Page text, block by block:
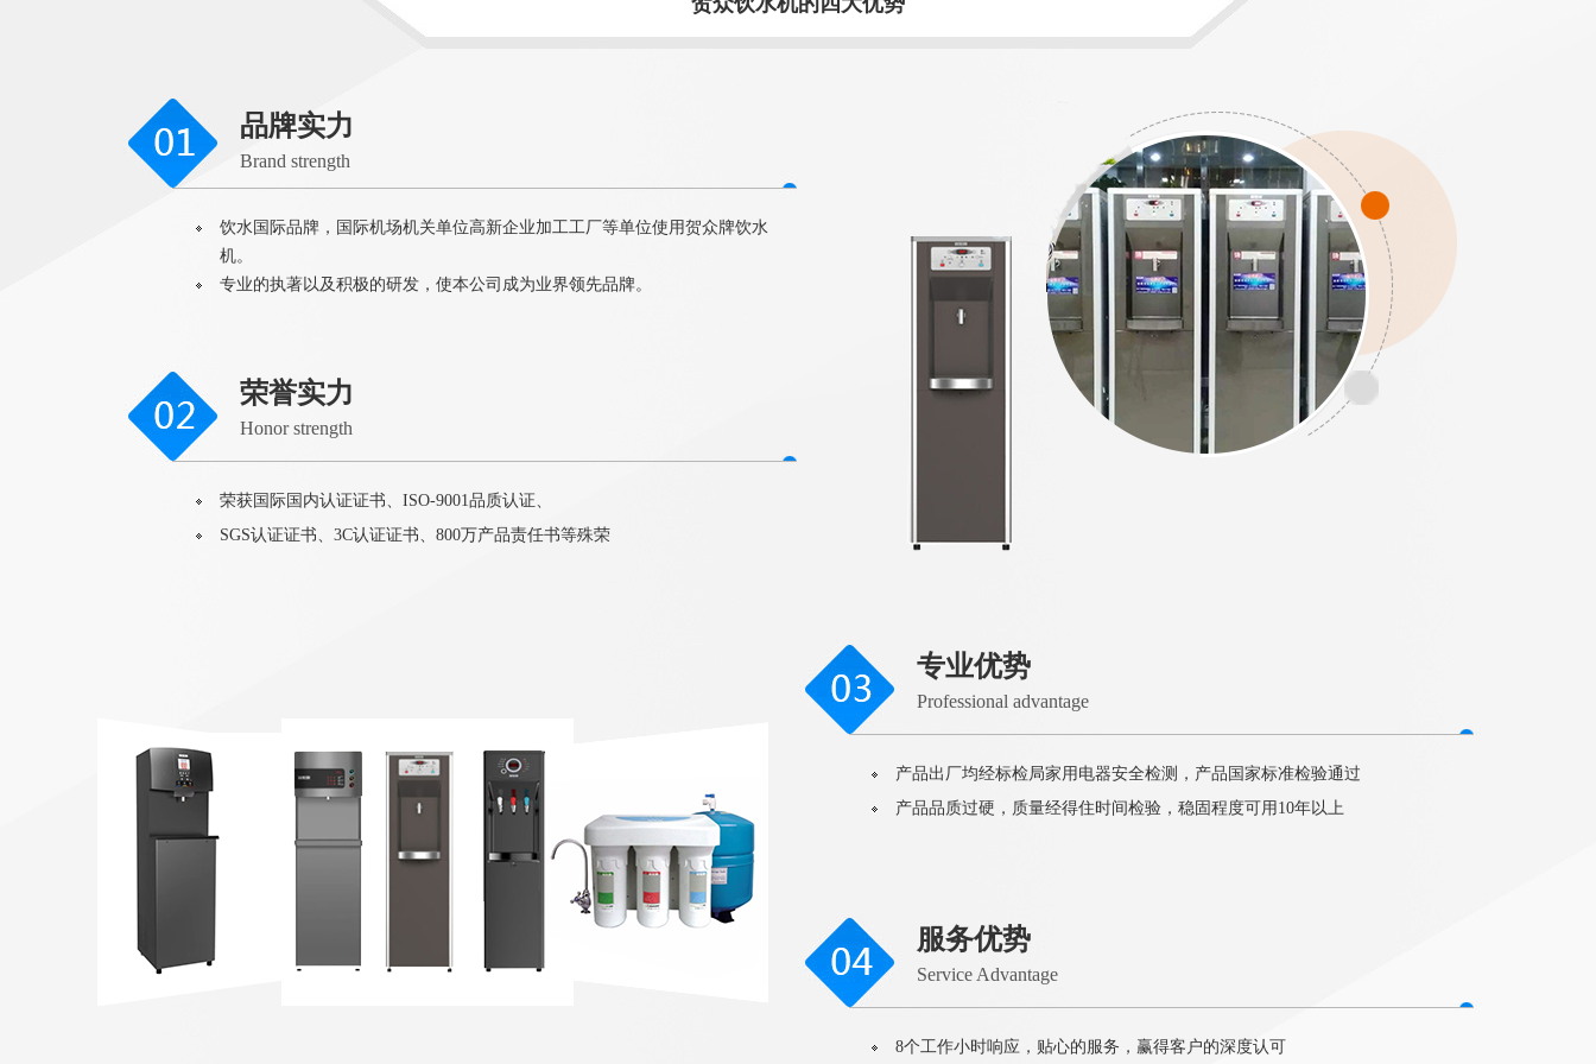
品牌实力
Brand strength
饮水国际品牌，国际机场机关单位高新企业加工工厂等单位使用贺众牌饮水
机。
专业的执著以及积极的研发，使本公司成为业界领先品牌。
荣誉实力
Honor strength
荣获国际国内认证证书、ISO-9001品质认证、
SGS认证证书、3C认证证书、800万产品责任书等殊荣
专业优势
Professional advantage
产品出厂均经标检局家用电器安全检测，产品国家标准检验通过
产品品质过硬，质量经得住时间检验，稳固程度可用10年以上
服务优势
Service Advantage
8个工作小时响应，贴心的服务，赢得客户的深度认可